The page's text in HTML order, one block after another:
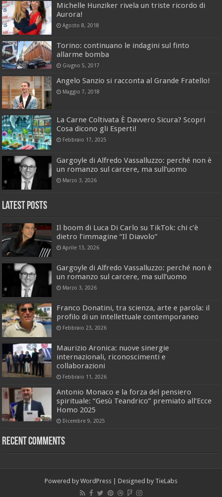
Michelle Hunziker rivela un triste ricordo di
Aurora!
Agosto 8, 2018
Torino: continuano le indagini sul finto
allarme bomba
Giugno 5, 2017
Angelo Sanzio si racconta al Grande Fratello!
Maggio 7, 2018
La Carne Coltivata È Davvero Sicura? Scopri
Cosa dicono gli Esperti!
Febbraio 17, 2025
Gargoyle di Alfredo Vassalluzzo: perché non è
un romanzo sul carcere, ma sull’uomo
Marzo 3, 2026
Latest Posts
Il boom di Luca Di Carlo su TikTok: chi c’è
dietro l’immagine “Il Diavolo”
Aprile 13, 2026
Gargoyle di Alfredo Vassalluzzo: perché non è
un romanzo sul carcere, ma sull’uomo
Marzo 3, 2026
Franco Donatini, tra scienza, arte e parola: il
profilo di un intellettuale contemporaneo
Febbraio 23, 2026
Maurizio Aronica: nuove sinergie
internazionali, riconoscimenti e
collaborazioni
Febbraio 11, 2026
Antonio Monaco e la forza del pensiero
spirituale: “Gesù Teandrico” premiato all’Ecce
Homo 2025
Dicembre 9, 2025
Recent Comments
Powered by WordPress | Designed by TieLabs